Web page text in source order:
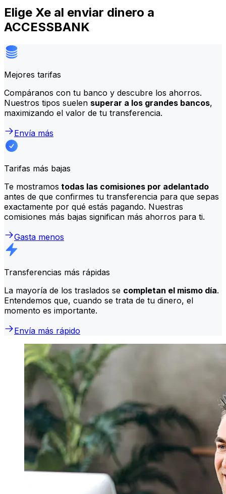
Elige Xe al enviar dinero a
ACCESSBANK
Mejores tarifas
Compáranos con tu banco y descubre los ahorros.
Nuestros tipos suelen superar a los grandes bancos,
maximizando el valor de tu transferencia.
Envía más
Tarifas más bajas
Te mostramos todas las comisiones por adelantado
antes de que confirmes tu transferencia para que sepas
exactamente por qué estás pagando. Nuestras
comisiones más bajas significan más ahorros para ti.
Gasta menos
Transferencias más rápidas
La mayoría de los traslados se completan el mismo día.
Entendemos que, cuando se trata de tu dinero, el
momento es importante.
Envía más rápido